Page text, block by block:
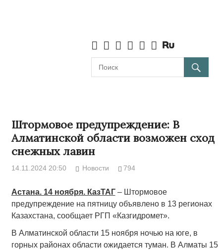
Штормовое предупреждение: В
Алматинской области возможен сход
снежных лавин
14.11.2024 20:50 Новости 794
Астана. 14 ноября. КазТАГ­­– Штормовое
предупреждение на пятницу объявлено в 13 регионах
Казахстана, сообщает РГП «Казгидромет».
В Алматинской области 15 ноября ночью на юге, в
горных районах области ожидается туман. В Алматы 15